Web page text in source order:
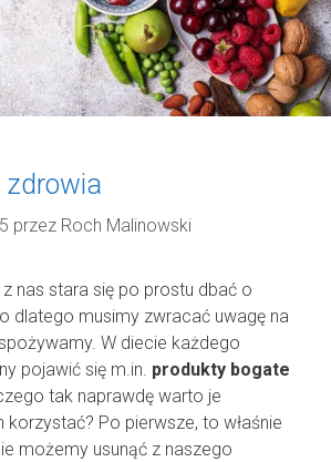
zdrowia
przez Roch Malinowski
nas stara się po prostu dbać o
dlatego musimy zwracać uwagę na
W diecie każdego
pojawić się m.in. produkty bogate
tak naprawdę warto je
korzystać? Po pierwsze, to właśnie
możemy usunąć z naszego